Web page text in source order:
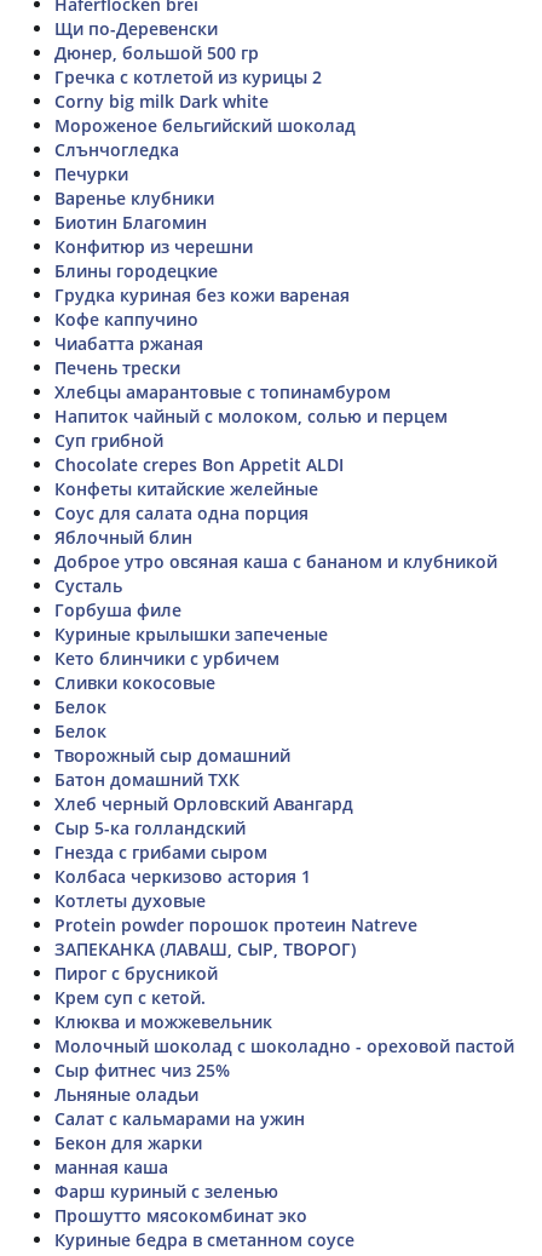
Щи по-Деревенски
Дюнер, большой 500 гр
Гречка с котлетой из курицы 2
Corny big milk Dark white
Мороженое бельгийский шоколад
Слънчогледка
Печурки
Варенье клубники
Биотин Благомин
Конфитюр из черешни
Блины городецкие
Грудка куриная без кожи вареная
Кофе каппучино
Чиабатта ржаная
Печень трески
Хлебцы амарантовые с топинамбуром
Напиток чайный с молоком, солью и перцем
Суп грибной
Chocolate crepes Bon Appetit ALDI
Конфеты китайские желейные
Соус для салата одна порция
Яблочный блин
Доброе утро овсяная каша с бананом и клубникой
Сусталь
Горбуша филе
Куриные крылышки запеченые
Кето блинчики с урбичем
Сливки кокосовые
Белок
Белок
Творожный сыр домашний
Батон домашний ТХК
Хлеб черный Орловский Авангард
Сыр 5-ка голландский
Гнезда с грибами сыром
Колбаса черкизово астория 1
Котлеты духовые
Protein powder порошок протеин Natreve
ЗАПЕКАНКА (ЛАВАШ, СЫР, ТВОРОГ)
Пирог с брусникой
Крем суп с кетой.
Клюква и можжевельник
Молочный шоколад с шоколадно - ореховой пастой
Сыр фитнес чиз 25%
Льняные оладьи
Салат с кальмарами на ужин
Бекон для жарки
манная каша
Фарш куриный с зеленью
Прошутто мясокомбинат эко
Куриные бедра в сметанном соусе